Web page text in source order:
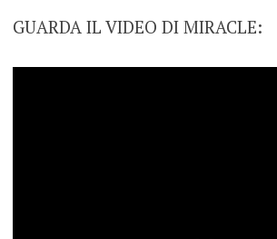
GUARDA IL VIDEO DI MIRACLE: